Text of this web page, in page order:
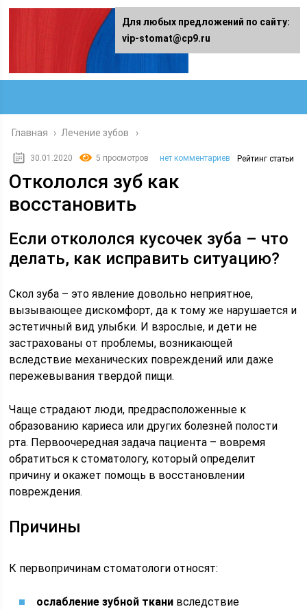
Главная › Лечение зубов
30.01.2020 5 просмотров нет комментариев Рейтинг статьи
Откололся зуб как
восстановить
Если откололся кусочек зуба – что
делать, как исправить ситуацию?
Скол зуба – это явление довольно неприятное,
вызывающее дискомфорт, да к тому же нарушается и
эстетичный вид улыбки. И взрослые, и дети не
застрахованы от проблемы, возникающей
вследствие механических повреждений или даже
пережевывания твердой пищи.
Чаще страдают люди, предрасположенные к
образованию кариеса или других болезней полости
рта. Первоочередная задача пациента – вовремя
обратиться к стоматологу, который определит
причину и окажет помощь в восстановлении
повреждения.
Причины
К первопричинам стоматологи относят:
ослабление зубной ткани вследствие
Для любых предложений по сайту:
vip-stomat@cp9.ru